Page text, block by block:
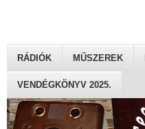
RÁDIÓK MŰSZEREK
VENDÉGKÖNYV 2025.